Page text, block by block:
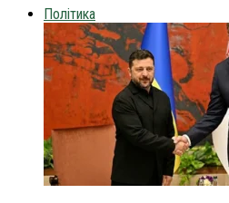
Політика